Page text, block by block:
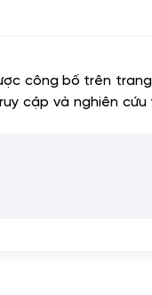
công bố trên
cập và nghiên